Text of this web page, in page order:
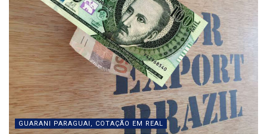
GUARANI PARAGUAI, COTAÇÃO EM REAL